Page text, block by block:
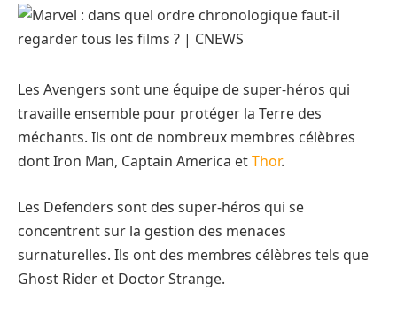
Les Avengers sont une équipe de super-héros qui
travaille ensemble pour protéger la Terre des
méchants. Ils ont de nombreux membres célèbres
dont Iron Man, Captain America etThor.
Les Defenders sont des super-héros qui se
concentrent sur la gestion des menaces
surnaturelles. Ils ont des membres célèbres tels que
Ghost Rider et Doctor Strange.